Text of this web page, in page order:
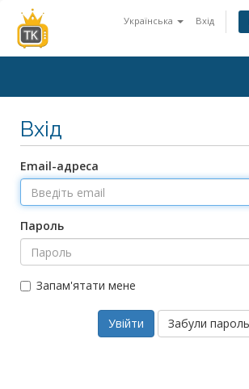
Українська Вхід
Вхід
Email-адреса
Пароль
Запам'ятати мене
Забули